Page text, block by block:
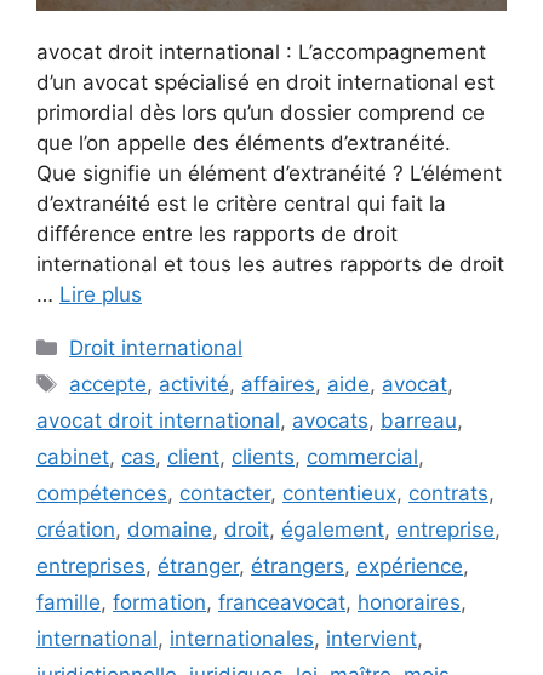
avocat droit international : L’accompagnement
d’un avocat spécialisé en droit international est
primordial dès lors qu’un dossier comprend ce
que l’on appelle des éléments d’extranéité.
Que signifie un élément d’extranéité ? L’élément
d’extranéité est le critère central qui fait la
différence entre les rapports de droit
international et tous les autres rapports de droit
… Lire plus
Droit international
accepte, activité, affaires, aide, avocat,
avocat droit international, avocats, barreau,
cabinet, cas, client, clients, commercial,
compétences, contacter, contentieux, contrats,
création, domaine, droit, également, entreprise,
entreprises, étranger, étrangers, expérience,
famille, formation, franceavocat, honoraires,
international, internationales, intervient,